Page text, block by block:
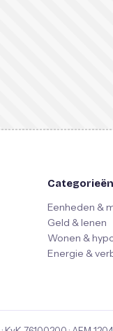
Categorieën
Eenheden &
Geld & lenen
Wonen &
Energie &